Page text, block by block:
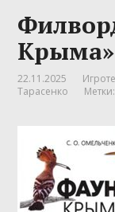
Крыма»
22.11.2025
Тарасенко
Метки: